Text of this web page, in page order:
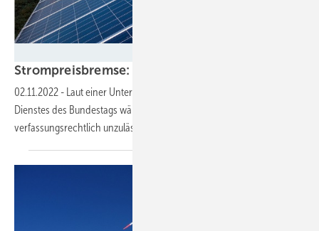
Strompreisbremse: BEE schlägt
02.11.2022 - Laut einer Untersuchung des Wissenschaftlichen
Dienstes des Bundestags wäre ein rückwirkender Eingriff in die Erlöse
verfassungsrechtlich unzulässig.